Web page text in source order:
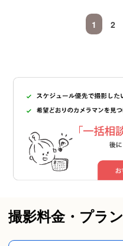
1 2
撮影料金・プラン